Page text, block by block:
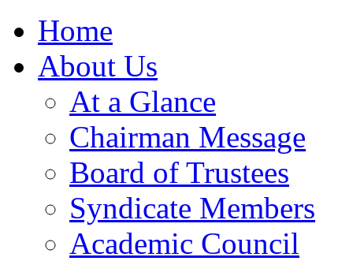
Home
About Us
At a Glance
Chairman Message
Board of Trustees
Syndicate Members
Academic Council